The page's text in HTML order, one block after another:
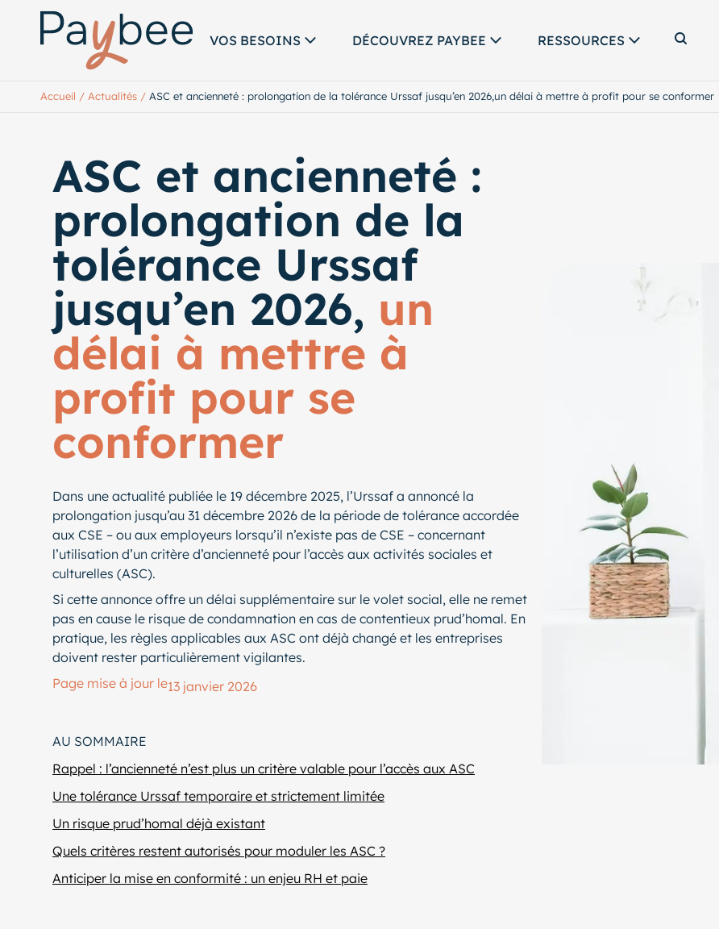
VOS BESOINS DÉCOUVREZ PAYBEE RESSOURCES
Accueil / Actualités / ASC et ancienneté : prolongation de la tolérance Urssaf jusqu’en 2026,un délai à mettre à profit pour se conformer
ASC et ancienneté :
prolongation de la
tolérance Urssaf
jusqu’en 2026, un
délai à mettre à
profit pour se
conformer
Dans une actualité publiée le 19 décembre 2025, l’Urssaf a annoncé la
prolongation jusqu’au 31 décembre 2026 de la période de tolérance accordée
aux CSE – ou aux employeurs lorsqu’il n’existe pas de CSE – concernant
l’utilisation d’un critère d’ancienneté pour l’accès aux activités sociales et
culturelles (ASC).
Si cette annonce offre un délai supplémentaire sur le volet social, elle ne remet
pas en cause le risque de condamnation en cas de contentieux prud’homal. En
pratique, les règles applicables aux ASC ont déjà changé et les entreprises
doivent rester particulièrement vigilantes.
Page mise à jour le13 janvier 2026
AU SOMMAIRE
Rappel : l’ancienneté n’est plus un critère valable pour l’accès aux ASC
Une tolérance Urssaf temporaire et strictement limitée
Un risque prud’homal déjà existant
Quels critères restent autorisés pour moduler les ASC ?
Anticiper la mise en conformité : un enjeu RH et paie